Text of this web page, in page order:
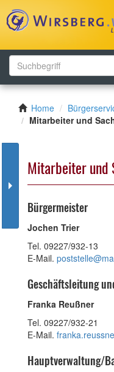
Home
Mitarbeiter und
Mitarbeiter und
Bürgermeister
Jochen Trier
Tel. 09227/932-13
E-Mail.
Geschäftsleitung
Franka Reußner
Tel. 09227/932-21
E-Mail.
Hauptverwaltung/